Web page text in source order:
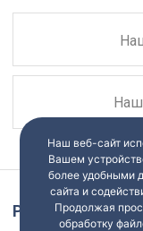
Репортаж
Наш веб-сайт
Вашем
более удобными
сайта и
Продолжая
обработку